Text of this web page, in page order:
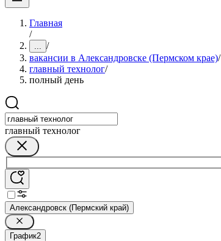
Главная
/
... /
вакансии в Александровске (Пермском крае)/
главный технолог/
полный день
главный технолог
Александровск (Пермский край)
График2